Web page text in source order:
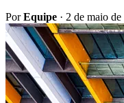
PorEquipe · 2 de maio